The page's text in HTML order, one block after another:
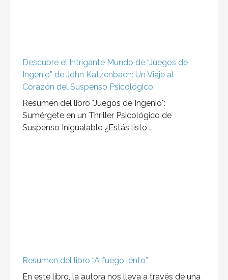
Descubre el Intrigante Mundo de “Juegos de
Ingenio” de John Katzenbach: Un Viaje al
Corazón del Suspenso Psicológico
Resumen del libro "Juegos de Ingenio":
Sumérgete en un Thriller Psicológico de
Suspenso Inigualable ¿Estás listo …
Resumen del libro “A fuego lento”
En este libro, la autora nos lleva a través de una